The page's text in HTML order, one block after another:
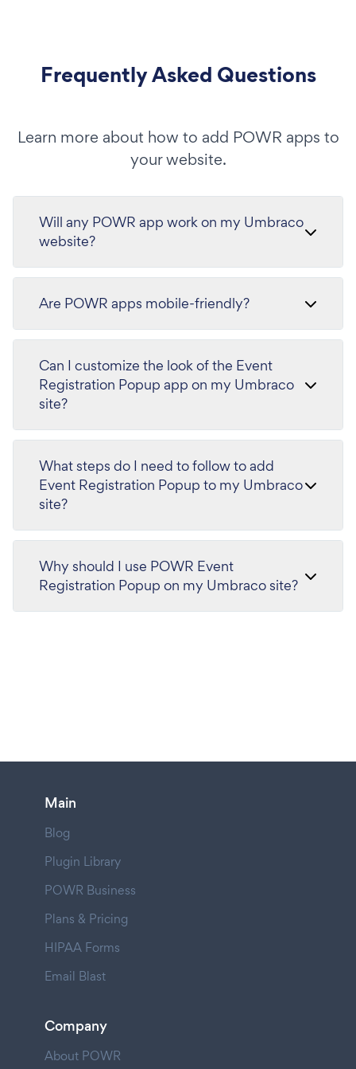
Frequently Asked Questions
Learn more about how to add POWR apps to
your website.
Will any POWR app work on my Umbraco
website?
Are POWR apps mobile-friendly?
Can I customize the look of the Event
Registration Popup app on my Umbraco
site?
What steps do I need to follow to add
Event Registration Popup to my Umbraco
site?
Why should I use POWR Event
Registration Popup on my Umbraco site?
Main
Blog
Plugin Library
POWR Business
Plans & Pricing
HIPAA Forms
Email Blast
Company
About POWR